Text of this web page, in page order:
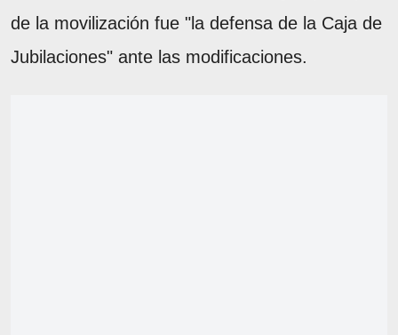
de la movilización fue "la defensa de la Caja de
Jubilaciones" ante las modificaciones.